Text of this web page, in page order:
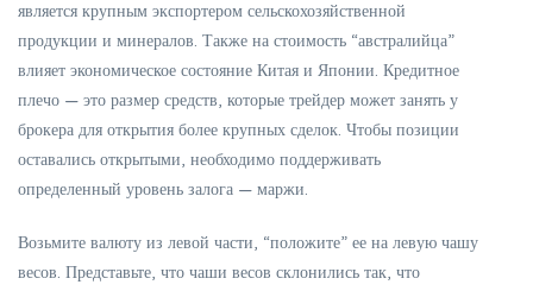
является крупным экспортером сельскохозяйственной
продукции и минералов. Также на стоимость “австралийца”
влияет экономическое состояние Китая и Японии. Кредитное
плечо — это размер средств, которые трейдер может занять у
брокера для открытия более крупных сделок. Чтобы позиции
оставались открытыми, необходимо поддерживать
определенный уровень залога — маржи.
Возьмите валюту из левой части, “положите” ее на левую чашу
весов. Представьте, что чаши весов склонились так, что